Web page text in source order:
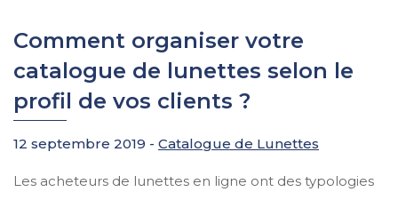
Comment organiser votre
catalogue de lunettes selon le
profil de vos clients ?
12 septembre 2019 - Catalogue de Lunettes
Les acheteurs de lunettes en ligne ont des typologies